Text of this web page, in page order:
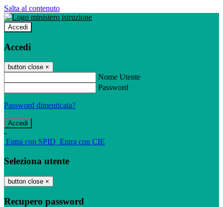
Salta al contenuto
Accedi
Accedi
button close ×
Nome Utente
Password
Password dimenticata?
-
Entra con SPID Entra con CIE
Seleziona utente
button close ×
Recupero password